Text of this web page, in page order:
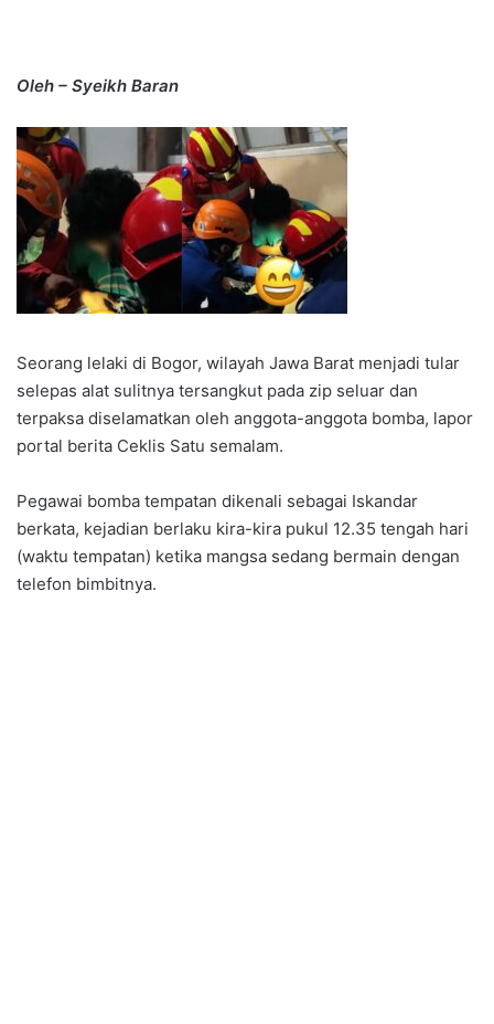
Oleh – Syeikh Baran
Seorang lelaki di Bogor, wilayah Jawa Barat menjadi tular
selepas alat sulitnya tersangkut pada zip seluar dan
terpaksa diselamatkan oleh anggota-anggota bomba, lapor
portal berita Ceklis Satu semalam.
Pegawai bomba tempatan dikenali sebagai Iskandar
berkata, kejadian berlaku kira-kira pukul 12.35 tengah hari
(waktu tempatan) ketika mangsa sedang bermain dengan
telefon bimbitnya.